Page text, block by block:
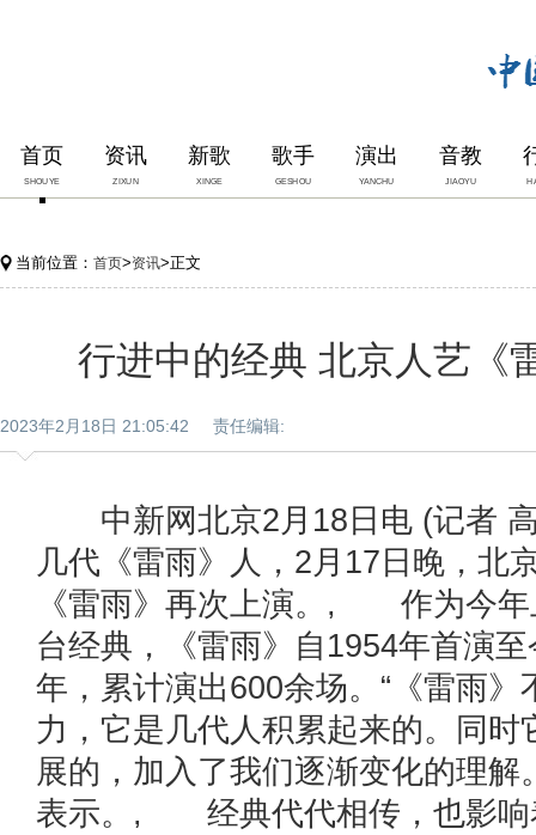
首页
SHOUYE
资讯
ZIXUN
新歌
XINGE
歌手
GESHOU
演出
YANCHU
音教
JIAOYU
当前位置： 首页>资讯>正文
行进中的经典 北京人艺《
2023年2月18日 21:05:42 责任编辑:
中新网北京2月18日电 (记者 高
几代《雷雨》人，2月17日晚，北
《雷雨》再次上演。, 作为今年
台经典，《雷雨》自1954年首演
年，累计演出600余场。“《雷雨》
力，它是几代人积累起来的。同时
展的，加入了我们逐渐变化的理解
表示。, 经典代代相传，也影响